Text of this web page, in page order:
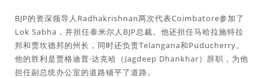
BJP的资深领导人Radhakrishnan两次代表Coimbatore参加了
Lok Sabha，并担任泰米尔人BJP总裁。他还担任马哈拉施特拉
邦和贾坎德邦的州长，同时还负责Telangana和Puducherry。
他的胜利是贾格迪普·达克哈（Jagdeep Dhankhar）辞职，为他
担任副总统办公室的道路铺平了道路。